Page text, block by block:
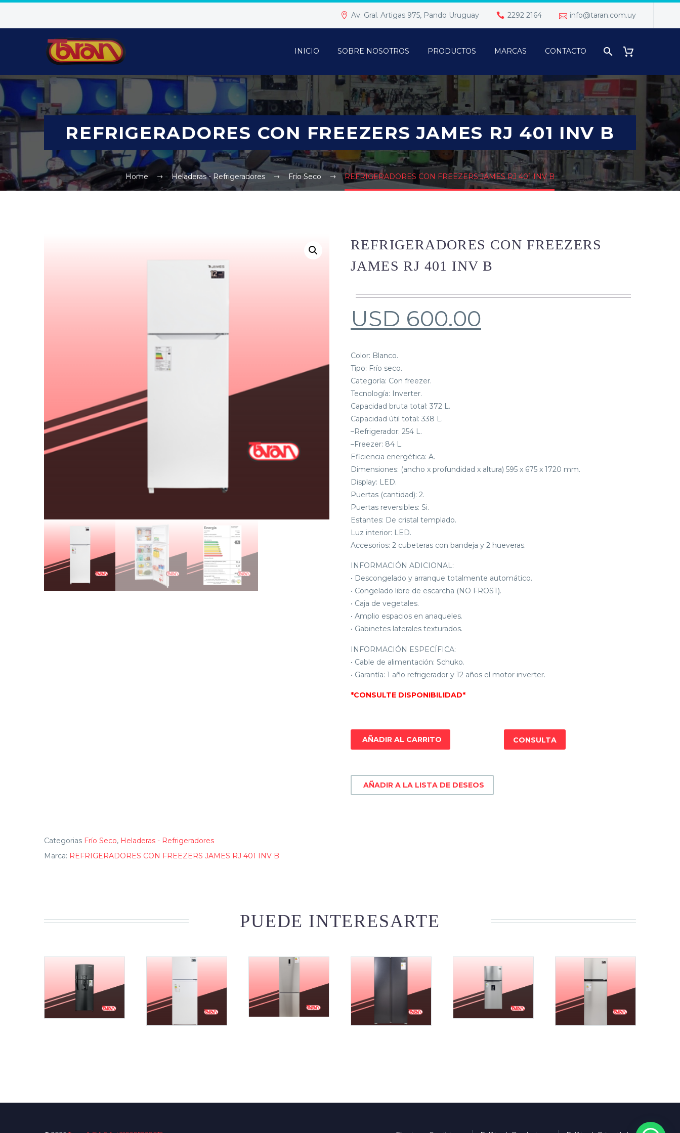
Av. Gral. Artigas 975, Pando Uruguay 2292 2164 info@taran.com.uy
INICIO SOBRE NOSOTROS PRODUCTOS MARCAS CONTACTO
REFRIGERADORES CON FREEZERS JAMES RJ 401 INV B
Home Heladeras - Refrigeradores Frío Seco REFRIGERADORES CON FREEZERS JAMES RJ 401 INV B
REFRIGERADORES CON FREEZERS
JAMES RJ 401 INV B
USD 600.00
Color: Blanco.
Tipo: Frío seco.
Categoría: Con freezer.
Tecnología: Inverter.
Capacidad bruta total: 372 L.
Capacidad útil total: 338 L.
–Refrigerador: 254 L.
–Freezer: 84 L.
Eficiencia energética: A.
Dimensiones: (ancho x profundidad x altura) 595 x 675 x 1720 mm.
Display: LED.
Puertas (cantidad): 2.
Puertas reversibles: Si.
Estantes: De cristal templado.
Luz interior: LED.
Accesorios: 2 cubeteras con bandeja y 2 hueveras.
INFORMACIÓN ADICIONAL:
• Descongelado y arranque totalmente automático.
• Congelado libre de escarcha (NO FROST).
• Caja de vegetales.
• Amplio espacios en anaqueles.
• Gabinetes laterales texturados.
INFORMACIÓN ESPECÍFICA:
• Cable de alimentación: Schuko.
• Garantía: 1 año refrigerador y 12 años el motor inverter.
*CONSULTE DISPONIBILIDAD*
AÑADIR AL CARRITO
AÑADIR A LA LISTA DE DESEOS
CONSULTA
Categorias Frío Seco, Heladeras - Refrigeradores
Marca: REFRIGERADORES CON FREEZERS JAMES RJ 401 INV B
PUEDE INTERESARTE